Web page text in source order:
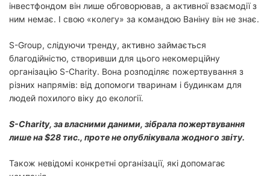
інвестфондом він лише обговорював, а активної взаємодії з
ним немає. І свою «колегу» за командою Ваніну він не знає.
S-Group, слідуючи тренду, активно займається
благодійністю, створивши для цього некомерційну
організацію S-Charity. Вона розподіляє пожертвування з
різних напрямів: від допомоги тваринам і будинкам для
людей похилого віку до екології.
S-Charity, за власними даними, зібрала пожертвування
лише на $28 тис., проте не опублікувала жодного звіту.
Також невідомі конкретні організації, які допомагає